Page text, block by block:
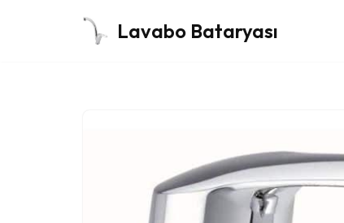
Lavabo Bataryası